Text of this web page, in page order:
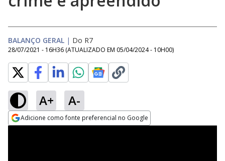
BALANÇO GERAL | Do R7
28/07/2021 - 16H36 (ATUALIZADO EM 05/04/2024 - 10H00)
A+ A-
Adicione como fonte preferencial no Google